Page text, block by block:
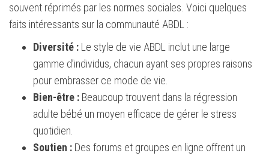
souvent réprimés par les normes sociales. Voici quelques
faits intéressants sur la communauté ABDL :
Diversité : Le style de vie ABDL inclut une large
gamme d’individus, chacun ayant ses propres raisons
pour embrasser ce mode de vie.
Bien-être : Beaucoup trouvent dans la régression
adulte bébé un moyen efficace de gérer le stress
quotidien.
Soutien : Des forums et groupes en ligne offrent un